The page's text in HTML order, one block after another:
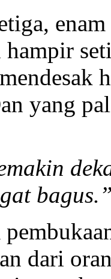
hampir
yang
dari